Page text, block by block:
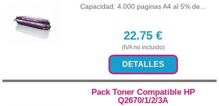
Capacidad: 4.000 paginas A4 al 5% de...
22.75 €
(IVA no incluido)
DETALLES
Pack Toner Compatible HP
Q2670/1/2/3A